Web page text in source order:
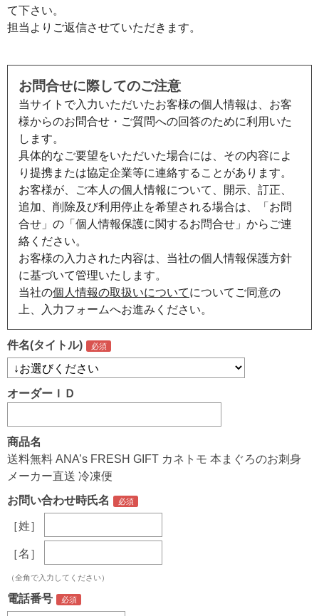
て下さい。
担当よりご返信させていただきます。
お問合せに際してのご注意
当サイトで入力いただいたお客様の個人情報は、お客
様からのお問合せ・ご質問への回答のために利用いた
します。
具体的なご要望をいただいた場合には、その内容によ
り提携または協定企業等に連絡することがあります。
お客様が、ご本人の個人情報について、開示、訂正、
追加、削除及び利用停止を希望される場合は、「お問
合せ」の「個人情報保護に関するお問合せ」からご連
絡ください。
お客様の入力された内容は、当社の個人情報保護方針
に基づいて管理いたします。
当社の個人情報の取扱いについてについてご同意の
上、入力フォームへお進みください。
件名(タイトル)
オーダーＩＤ
商品名
送料無料 ANA’s FRESH GIFT カネトモ 本まぐろのお刺身
メーカー直送 冷凍便
お問い合わせ時氏名
［姓］
［名］
（全角で入力してください）
電話番号